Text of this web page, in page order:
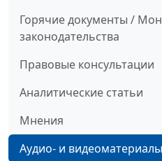
Горячие документы /
законодательства
Правовые консультации
Аналитические статьи
Мнения
Аудио- и видеоматериалы